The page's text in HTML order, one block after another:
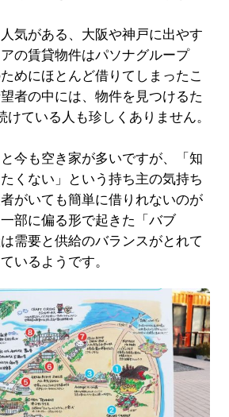
気がある、大阪や神戸に出やす
の賃貸物件はパソナグループ
めにほとんど借りてしまったこ
者の中には、物件を見つけるた
けている人も珍しくありません。
今も空き家が多いですが、「知
くない」という持ち主の気持ち
がいても簡単に借りれないのが
部に偏る形で起きた「バブ
需要と供給のバランスがとれて
いるようです。